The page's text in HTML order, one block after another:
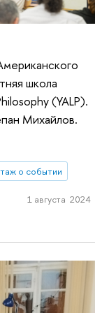
школа
(YALP).
Михайлов.
о событии
1 августа 2024